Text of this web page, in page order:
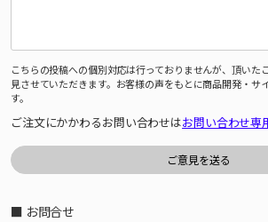
こちらの投稿への個別対応は行っておりませんが、頂いた
見させていただきます。お客様の声をもとに商品開発・サ
す。
ご注文にかかわるお問い合わせはお問い合わせ専
■ お問合せ